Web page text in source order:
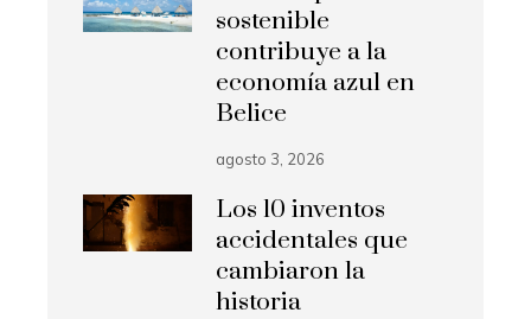
sostenible
contribuye a la
economía azul en
Belice
agosto 3, 2026
Los 10 inventos
accidentales que
cambiaron la
historia